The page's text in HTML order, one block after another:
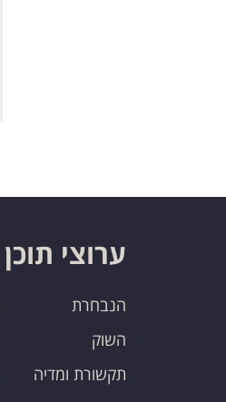
ערוצי תוכן
הנבחרת
השוק
תקשורת ומדיה